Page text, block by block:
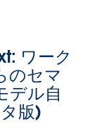
た一元的な
はなく能動
用されてい
突き止め
ドバイス
ワーク
のセマ
デル自
版)